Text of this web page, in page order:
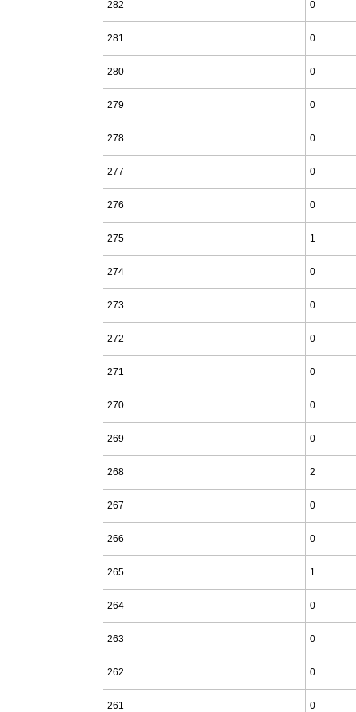
282 0
281 0
280 0
279 0
278 0
277 0
276 0
275 1
274 0
273 0
272 0
271 0
270 0
269 0
268 2
267 0
266 0
265 1
264 0
263 0
262 0
261 0